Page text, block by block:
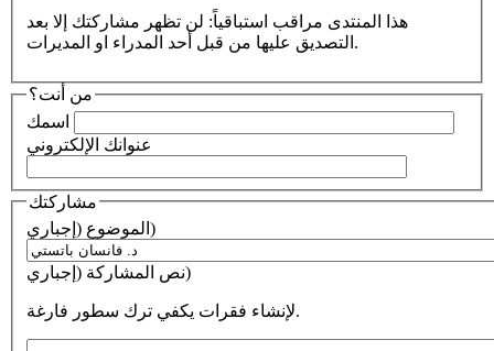
هذا المنتدى مراقب استباقياً: لن تظهر مشاركتك إلا بعد
التصديق عليها من قبل أحد المدراء او المديرات.
من أنت؟
اسمك
عنوانك الإلكتروني
مشاركتك
الموضوع (إجباري)
نص المشاركة (إجباري)
لإنشاء فقرات يكفي ترك سطور فارغة.